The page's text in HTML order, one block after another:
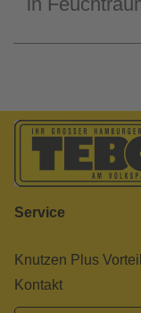
Service
Knutzen Plus
Kontakt